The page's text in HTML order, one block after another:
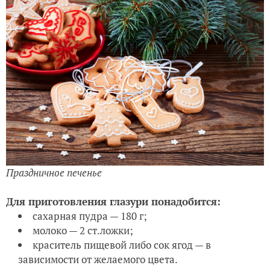
Праздничное печенье
Для приготовления глазури понадобится:
сахарная пудра — 180 г;
молоко — 2 ст.ложки;
краситель пищевой либо сок ягод — в
зависимости от желаемого цвета.